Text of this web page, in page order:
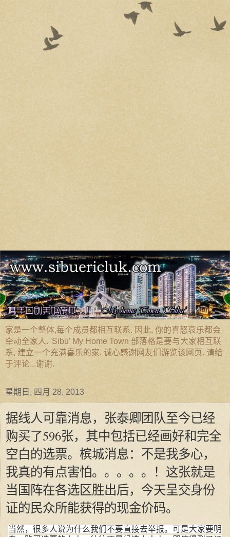
家是一个整体,每个成员都相互联系. 因此, 你的喜怒哀乐都会
牵动全家人. 'Sibu' My Home Town 部落格是要与大家相互联
系, 建立一个充满喜乐的家. 诚心感谢网友们游览该网页. 请给
于评论...谢谢.
星期日, 四月 28, 2013
据线人可靠消息，张泰卿团队至今已经
购买了596张，其中包括已经画好和完全
空白的选票。槟城消息：不是我多心，
我真的有点害怕。。。。。！这张就是
当国阵在各选区胜出后，今天呈交身份
证的民众所能获得的现金价码。
当然，很多人说为什么我们不要直接去举报。可是大家要明